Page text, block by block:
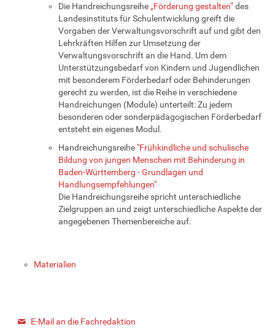
Die Handreichungsreihe „Förderung gestalten“des
Landesinstituts für Schulentwicklung greift die
Vorgaben der Verwaltungsvorschrift auf und gibt den
Lehrkräften Hilfen zur Umsetzung der
Verwaltungsvorschrift an die Hand. Um dem
Unterstützungsbedarf von Kindern und Jugendlichen
mit besonderem Förderbedarf oder Behinderungen
gerecht zu werden, ist die Reihe in verschiedene
Handreichungen (Module) unterteilt: Zu jedem
besonderen oder sonderpädagogischen Förderbedarf
entsteht ein eigenes Modul.
Handreichungsreihe "Frühkindliche und schulische
Bildung von jungen Menschen mit Behinderung in
Baden-Württemberg - Grundlagen und
Handlungsempfehlungen"
Die Handreichungsreihe spricht unterschiedliche
Zielgruppen an und zeigt unterschiedliche Aspekte der
angegebenen Themenbereiche auf.
Materialien
E-Mail an die Fachredaktion